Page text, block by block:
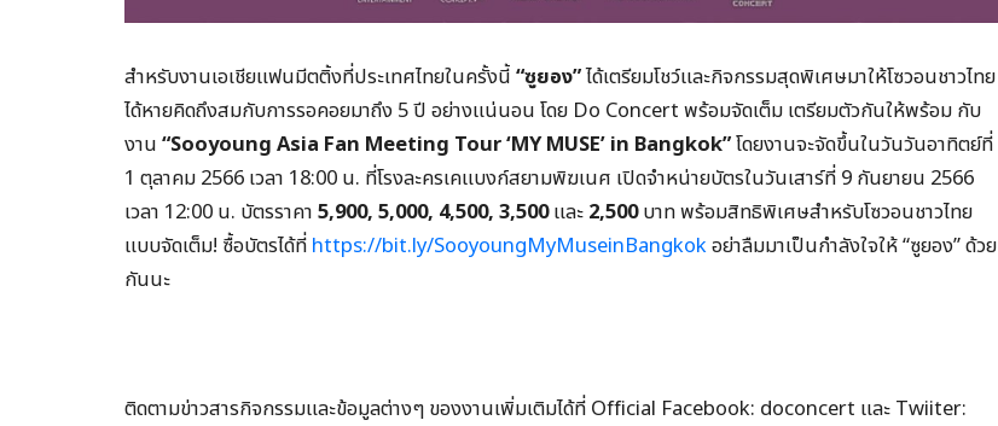
สำหรับงานเอเชียแฟนมีตติ้งที่ประเทศไทยในครั้งนี้ “ซูยอง”ได้เตรียมโชว์และกิจกรรมสุดพิเศษมาให้โซวอนชาวไทย
ได้หายคิดถึงสมกับการรอคอยมาถึง 5 ปี อย่างแน่นอน โดย Do Concert พร้อมจัดเต็ม เตรียมตัวกันให้พร้อม กับ
งาน “Sooyoung Asia Fan Meeting Tour ‘MY MUSE’ in Bangkok”โดยงานจะจัดขึ้นในวันวันอาทิตย์ที่
1 ตุลาคม 2566 เวลา 18:00 น. ที่โรงละครเคแบงก์สยามพิฆเนศ เปิดจำหน่ายบัตรในวันเสาร์ที่ 9 กันยายน 2566
เวลา 12:00 น. บัตรราคา 5,900, 5,000, 4,500, 3,500และ 2,500บาท พร้อมสิทธิพิเศษสำหรับโซวอนชาวไทย
แบบจัดเต็ม! ซื้อบัตรได้ที่ https://bit.ly/SooyoungMyMuseinBangkokอย่าลืมมาเป็นกำลังใจให้ “ซูยอง” ด้วย
กันนะ
ติดตามข่าวสารกิจกรรมและข้อมูลต่างๆ ของงานเพิ่มเติมได้ที่ Official Facebook: doconcert และ Twiiter: